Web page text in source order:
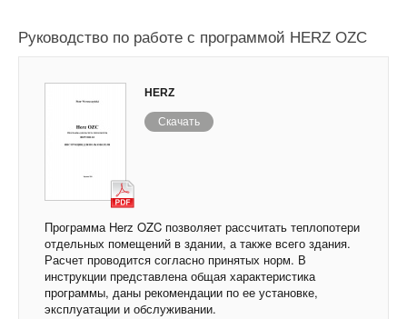
Руководство по работе с программой HERZ OZC
HERZ
Скачать
Программа Herz OZC позволяет рассчитать теплопотери
отдельных помещений в здании, а также всего здания.
Расчет проводится согласно принятых норм. В
инструкции представлена общая характеристика
программы, даны рекомендации по ее установке,
эксплуатации и обслуживании.